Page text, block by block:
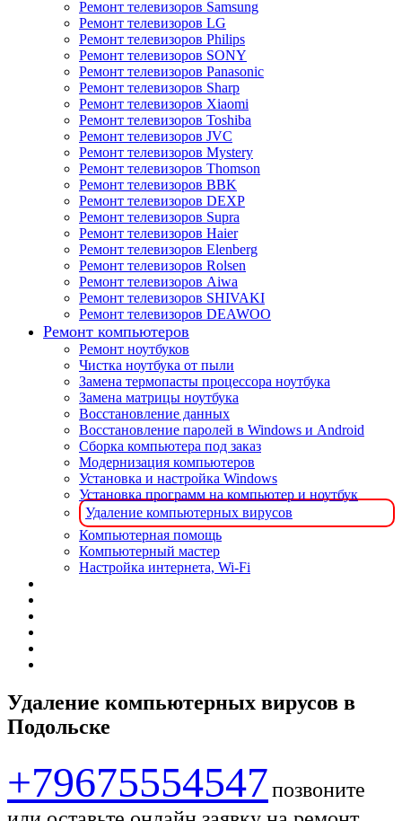
Ремонт телевизоров Samsung
Ремонт телевизоров LG
Ремонт телевизоров Philips
Ремонт телевизоров SONY
Ремонт телевизоров Panasonic
Ремонт телевизоров Sharp
Ремонт телевизоров Xiaomi
Ремонт телевизоров Toshiba
Ремонт телевизоров JVC
Ремонт телевизоров Mystery
Ремонт телевизоров Thomson
Ремонт телевизоров BBK
Ремонт телевизоров DEXP
Ремонт телевизоров Supra
Ремонт телевизоров Haier
Ремонт телевизоров Elenberg
Ремонт телевизоров Rolsen
Ремонт телевизоров Aiwa
Ремонт телевизоров SHIVAKI
Ремонт телевизоров DEAWOO
Ремонт компьютеров
Ремонт ноутбуков
Чистка ноутбука от пыли
Замена термопасты процессора ноутбука
Замена матрицы ноутбука
Восстановление данных
Восстановление паролей в Windows и Android
Сборка компьютера под заказ
Модернизация компьютеров
Установка и настройка Windows
Установка программ на компьютер и ноутбук
Удаление компьютерных вирусов
Компьютерная помощь
Компьютерный мастер
Настройка интернета, Wi-Fi
Удаление компьютерных вирусов в
Подольске
+79675554547позвоните